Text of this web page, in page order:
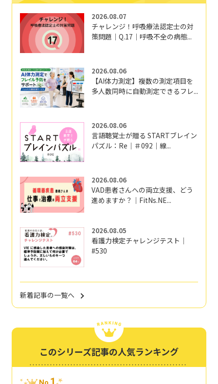
2026.08.07
チャレンジ！呼吸療法認定士の対
策問題｜Q.17｜呼吸不全の病態...
2026.08.06
【AI体力測定】複数の測定項目を
多人数同時に自動測定できるフレ...
2026.08.06
言語聴覚士が贈る STARTブレイン
パズル：Re｜＃092｜線...
2026.08.06
VAD患者さんへの両立支援、どう
進めますか？｜FitNs.NE...
2026.08.05
看護力検定チャレンジテスト｜
#530
新着記事の一覧へ
このシリーズ記事の人気ランキング
1